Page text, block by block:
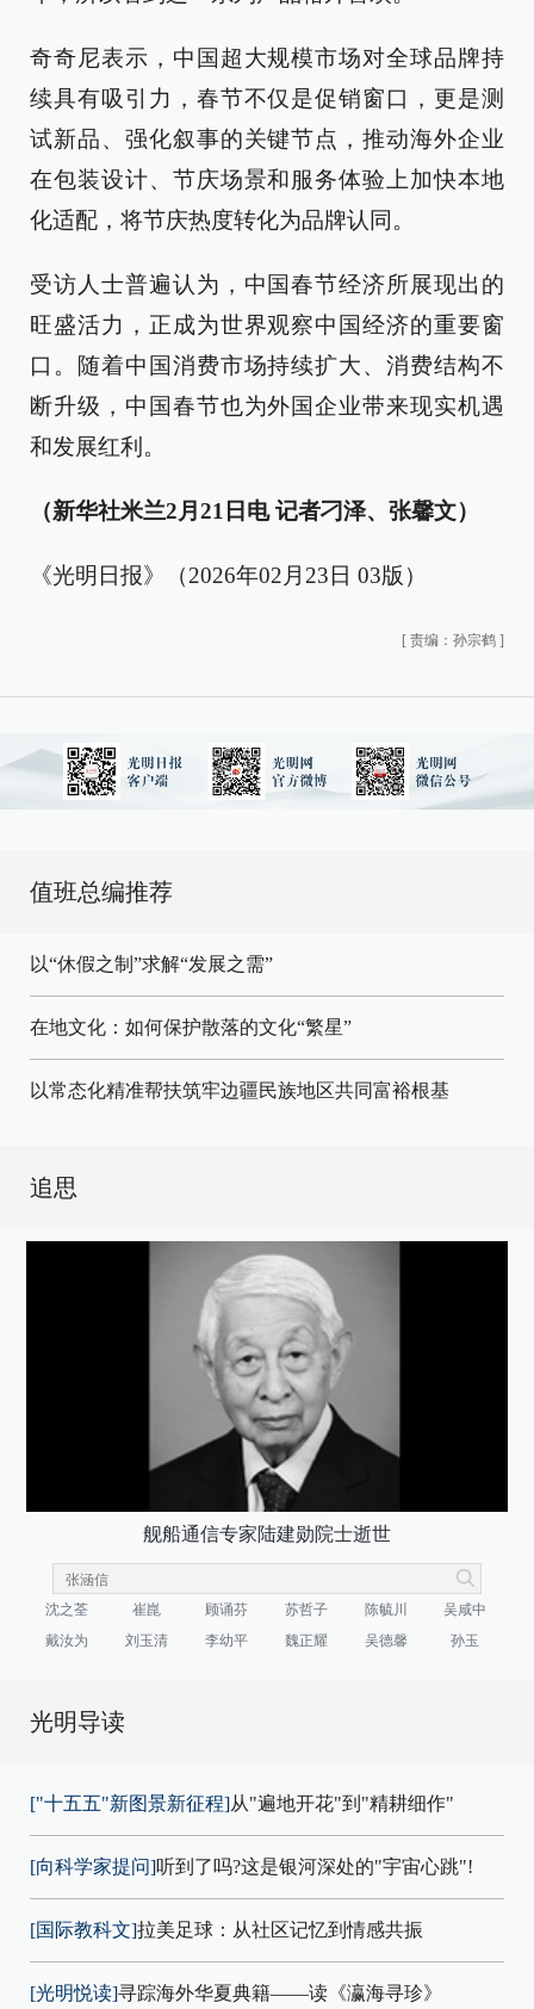
奇奇尼表示，中国超大规模市场对全球品牌持
续具有吸引力，春节不仅是促销窗口，更是测
试新品、强化叙事的关键节点，推动海外企业
在包装设计、节庆场景和服务体验上加快本地
化适配，将节庆热度转化为品牌认同。
受访人士普遍认为，中国春节经济所展现出的
旺盛活力，正成为世界观察中国经济的重要窗
口。随着中国消费市场持续扩大、消费结构不
断升级，中国春节也为外国企业带来现实机遇
和发展红利。
（新华社米兰2月21日电 记者刁泽、张馨文）
《光明日报》（2026年02月23日 03版）
[ 责编：孙宗鹤 ]
值班总编推荐
以“休假之制”求解“发展之需”
在地文化：如何保护散落的文化“繁星”
以常态化精准帮扶筑牢边疆民族地区共同富裕根基
追思
舰船通信专家陆建勋院士逝世
沈之荃 崔崑 顾诵芬 苏哲子 陈毓川
吴咸中
戴汝为
刘玉清 李幼平 魏正耀 吴德馨 孙玉
光明导读
["十五五"新图景新征程]从"遍地开花"到"精耕细作"
[向科学家提问]听到了吗?这是银河深处的"宇宙心跳"!
[国际教科文]拉美足球：从社区记忆到情感共振
[光明悦读]寻踪海外华夏典籍——读《瀛海寻珍》